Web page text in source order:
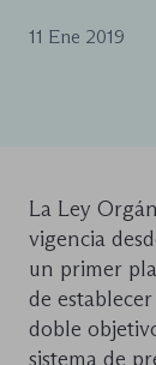
11 Ene 2019
La Ley
vigencia
un primer
de
doble
sistema de